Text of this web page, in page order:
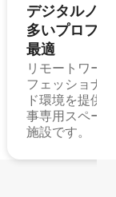
デジタルノ
多⁠いプ⁠ロ⁠フ⁠
最⁠適
リモートワー
フェッショナ
ド環境を提供
事専用スペー
施設です。